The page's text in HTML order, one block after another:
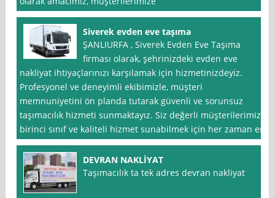
Siverek evden eve taşıma
ŞANLIURFA , Siverek Evden Eve Taşıma
firması olarak, şehrinizdeki evden eve
nakliyat ihtiyaçlarınızı karşılamak için hizmetinizdeyiz.
Profesyonel ve deneyimli ekibimizle, müşteri
memnuniyetini ön planda tutarak güvenli ve sorunsuz
taşımacılık hizmeti sunmaktayız. Siz değerli müşterilerimize
birinci sınıf ve kaliteli hizmet sunabilmek için her zaman en
DEVRAN NAKLİYAT
Taşımacılık ta tek adres devran nakliyat